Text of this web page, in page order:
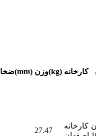
ضخامت(mm) وزن(kg) کارخانه
27.47
کارخانه